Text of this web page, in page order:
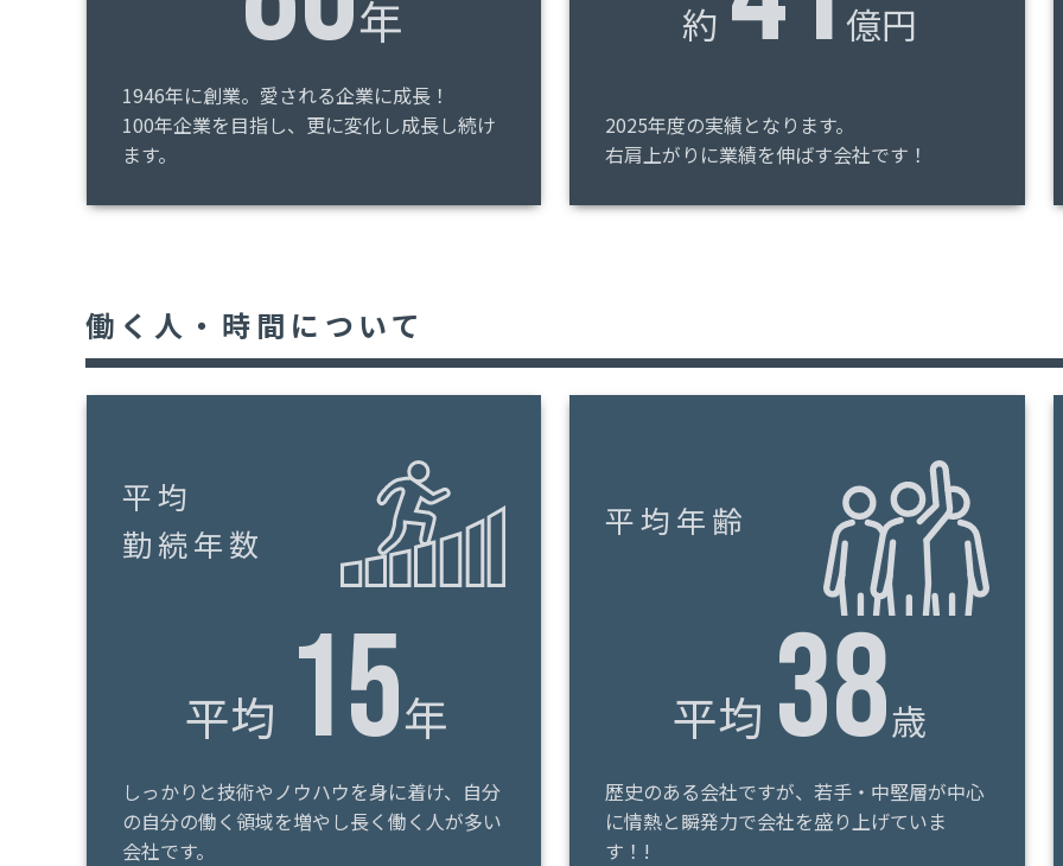
年
1946年に創業。愛される企業に成長！
100年企業を目指し、更に変化し成長し続け
ます。
約 億円
2025年度の実績となります。
右肩上がりに業績を伸ばす会社です！
働く人・時間について
平均
勤続年数
平均 15年
しっかりと技術やノウハウを身に着け、自分
の自分の働く領域を増やし長く働く人が多い
会社です。
平均年齢
平均 38歳
歴史のある会社ですが、若手・中堅層が中心
に情熱と瞬発力で会社を盛り上げていま
す！!